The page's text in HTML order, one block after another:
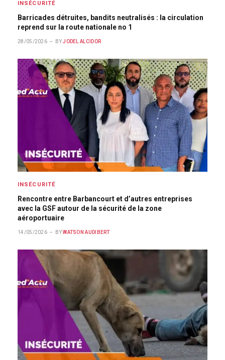
INSÉCURITÉ
Barricades détruites, bandits neutralisés : la circulation
reprend sur la route nationale no 1
28/05/2026 BY JODEL ALCIDOR
INSÉCURITÉ
Rencontre entre Barbancourt et d’autres entreprises
avec la GSF autour de la sécurité de la zone
aéroportuaire
14/05/2026 BY WATSON AUDIBERT